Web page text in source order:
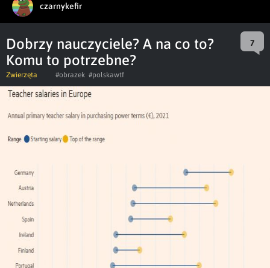
czarnykefir
Dobrzy nauczyciele? A na co to?
Komu to potrzebne?
7
Zwierzęta #obrazek #polskawtf